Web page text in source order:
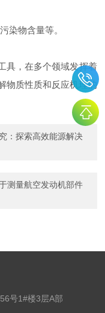
染物含量等。
具，在多个领域发挥着
物质性质和反应机理的
：探索高效能源解决
测量航空发动机部件
号1#楼3层A部